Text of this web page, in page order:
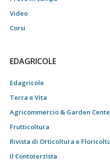
Video
Corsi
EDAGRICOLE
Edagricole
Terra e Vita
Agricommercio & Garden
Frutticoltura
Rivista di Orticoltura e
Il Contoterzista